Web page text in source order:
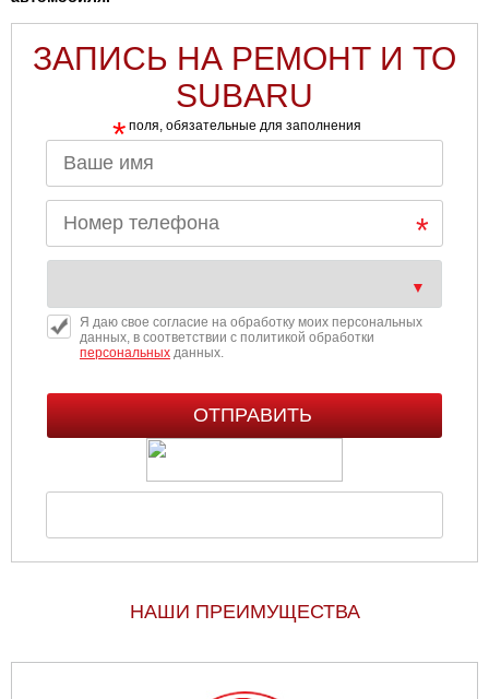
ЗАПИСЬ НА РЕМОНТ И ТО
SUBARU
* поля, обязательные для заполнения
Я даю свое согласие на обработку моих персональных
данных, в соответствии с политикой обработки
персональныхданных.
НАШИ ПРЕИМУЩЕСТВА